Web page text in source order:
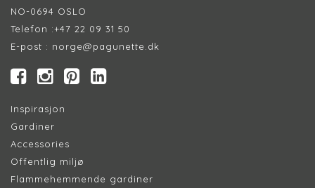
NO-0694 OSLO
Telefon :+47 22 09 31 50
E-post : norge@pagunette.dk
Inspirasjon
Gardiner
Accessories
Offentlig miljø
Flammehemmende gardiner